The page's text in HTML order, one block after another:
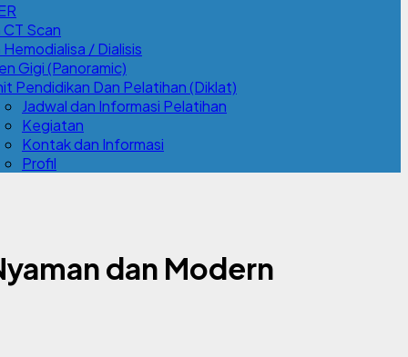
Scan
/ Dialisis
Gigi (Panoramic)
Pendidikan Dan Pelatihan (Diklat)
Jadwal dan Informasi Pelatihan
Kegiatan
Kontak dan Informasi
Profil
dan Modern